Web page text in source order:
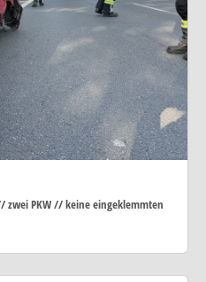
zwei PKW // keine eingeklemmten